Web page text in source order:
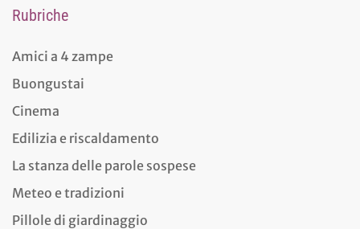
Rubriche
Amici a 4 zampe
Buongustai
Cinema
Edilizia e riscaldamento
La stanza delle parole sospese
Meteo e tradizioni
Pillole di giardinaggio